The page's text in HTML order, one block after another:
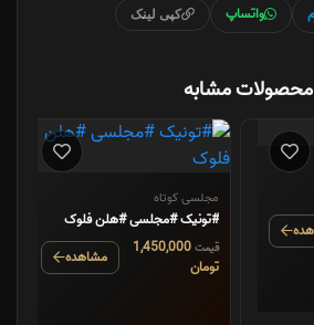
واتساپ کپی لینک
محصولات مشابه
مجلسی کوتاه
#تونیک #مجلسی #هلن فلوک
قیمت 1,450,000
تومان
مشاهده